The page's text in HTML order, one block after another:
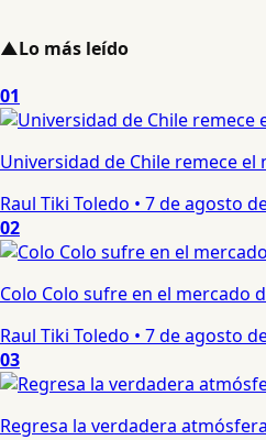
▲Lo más leído
01
Universidad de Chile remece
Raul Tiki Toledo • 7 de agosto
02
Colo Colo sufre en el mercado
Raul Tiki Toledo • 7 de agosto
03
Regresa la verdadera